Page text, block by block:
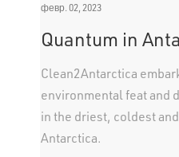
февр. 02, 2023
Quantum in
Clean2Antarctica
environmental feat and
in the driest, coldest
Antarctica.